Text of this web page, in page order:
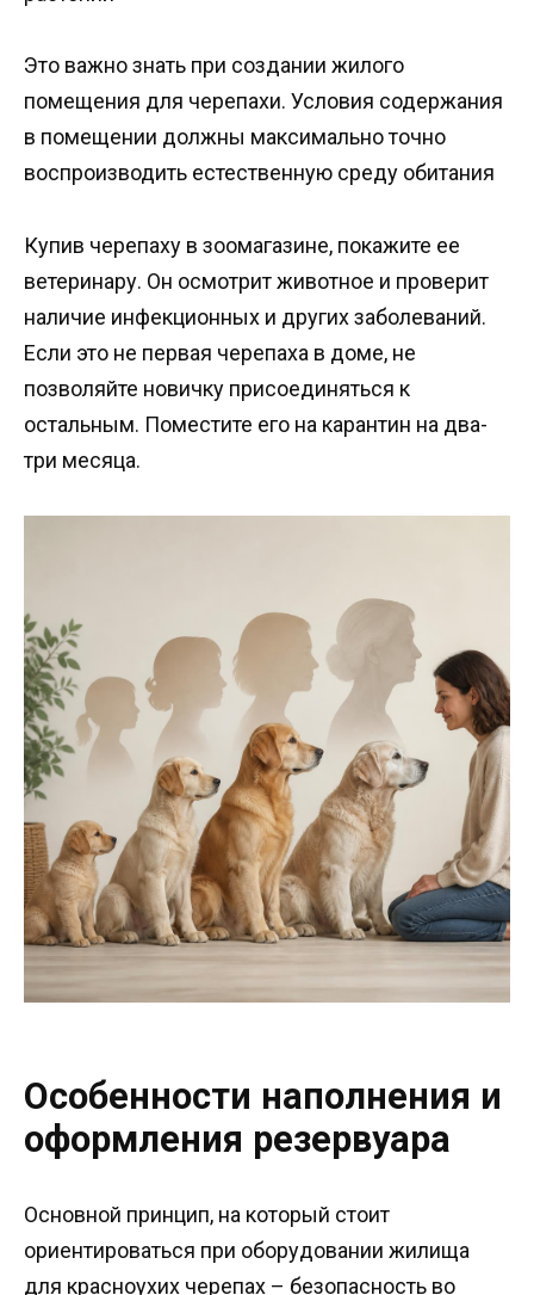
Это важно знать при создании жилого
помещения для черепахи. Условия содержания
в помещении должны максимально точно
воспроизводить естественную среду обитания
Купив черепаху в зоомагазине, покажите ее
ветеринару. Он осмотрит животное и проверит
наличие инфекционных и других заболеваний.
Если это не первая черепаха в доме, не
позволяйте новичку присоединяться к
остальным. Поместите его на карантин на два-
три месяца.
Особенности наполнения и
оформления резервуара
Основной принцип, на который стоит
ориентироваться при оборудовании жилища
для красноухих черепах – безопасность во